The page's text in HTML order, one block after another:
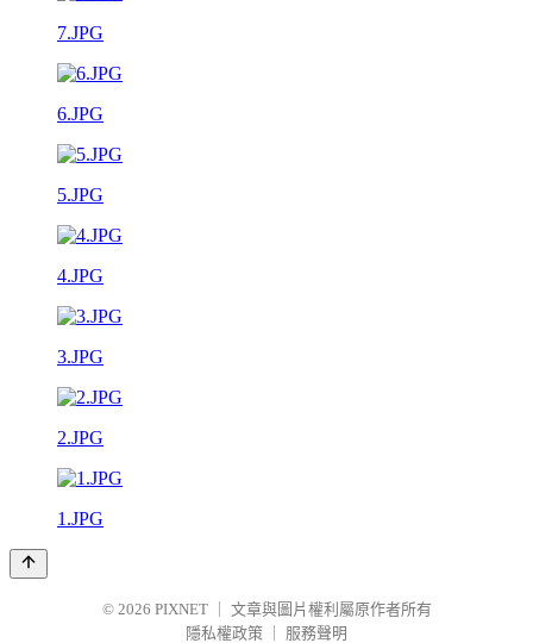
7.JPG
6.JPG
5.JPG
4.JPG
3.JPG
2.JPG
1.JPG
© 2026 PIXNET
文章與圖片權利屬原作者所有
隱私權政策
服務聲明